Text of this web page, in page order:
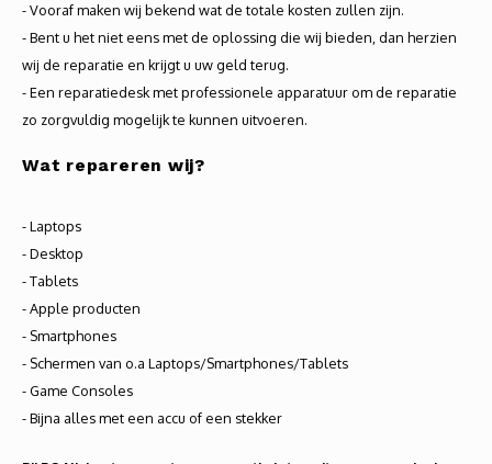
- Vooraf maken wij bekend wat de totale kosten zullen zijn.
- Bent u het niet eens met de oplossing die wij bieden, dan herzien
wij de reparatie en krijgt u uw geld terug.
- Een reparatiedesk met professionele apparatuur om de reparatie
zo zorgvuldig mogelijk te kunnen uitvoeren.
Wat repareren wij?
- Laptops
- Desktop
- Tablets
- Apple producten
- Smartphones
- Schermen van o.a Laptops/Smartphones/Tablets
- Game Consoles
- Bijna alles met een accu of een stekker